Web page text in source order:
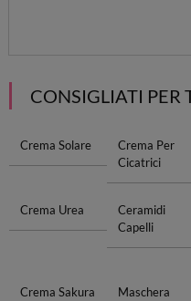
CONSIGLIATI PER
Crema Solare
Crema Per
Cicatrici
Crema Urea
Ceramidi
Capelli
Crema Sakura
Maschera